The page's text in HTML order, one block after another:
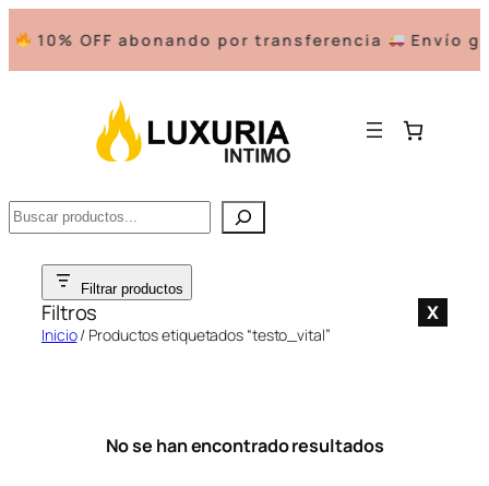
10% OFF abonando por transferencia Envío
Buscar
Saltar
contenido
Filtrar productos
Filtros X
Inicio/ Productos etiquetados “testo_vital”
No se han encontrado resultados